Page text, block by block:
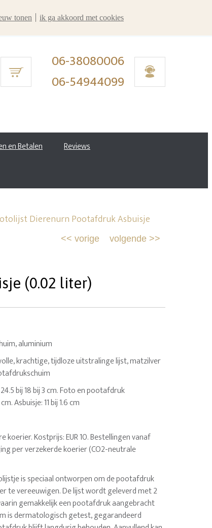
06-38080006
06-54944099
en Betalen Reviews
Dierenurn Pootafdruk Asbuisje
volgende >>
<< vorige
(0.02 liter)
aluminium
krachtige, tijdloze uitstralinge lijst, matzilver
bij 18 bij 3 cm. Foto en pootafdruk
Asbuisje: 11 bij 1.6 cm
koerier. Kostprijs: EUR 10. Bestellingen vanaf
per verzekerde koerier (CO2-neutrale
is speciaal ontworpen om de pootafdruk
te vereeuwigen. De lijst wordt geleverd met 2
gemakkelijk een pootafdruk aangebracht
is dermatologisch getest, gegarandeerd
tonen
ik ga akkoord met cookies